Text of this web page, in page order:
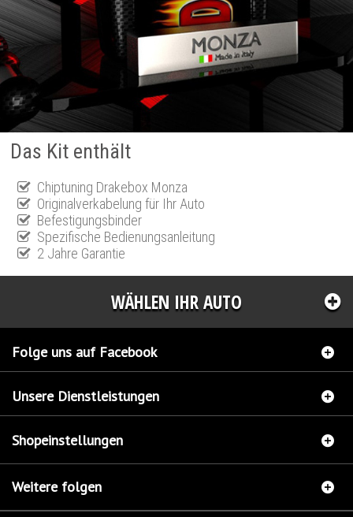
Das Kit enthält
Chiptuning Drakebox Monza
Originalverkabelung für Ihr Auto
Befestigungsbinder
Spezifische Bedienungsanleitung
2 Jahre Garantie
WÄHLEN IHR AUTO
Folge uns auf Facebook
Unsere Dienstleistungen
Shopeinstellungen
Weitere folgen